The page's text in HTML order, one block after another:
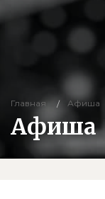
Главная Афиша
Афиша